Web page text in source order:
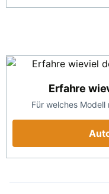
Erfahre
Für welches